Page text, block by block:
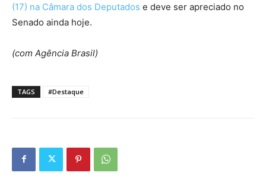
(17) na Câmara dos Deputados e deve ser apreciado no
Senado ainda hoje.
(com Agência Brasil)
TAGS #Destaque